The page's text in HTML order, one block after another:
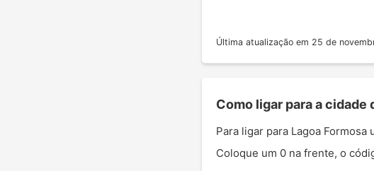
Última atualização em 25 de
Como ligar para a cidade
Para ligar para Lagoa
Coloque um 0 na frente, o